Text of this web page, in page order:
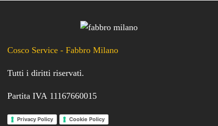
Cosco Service - Fabbro Milano
Tutti i diritti riservati.
Partita IVA 11167660015
Privacy Policy Cookie Policy